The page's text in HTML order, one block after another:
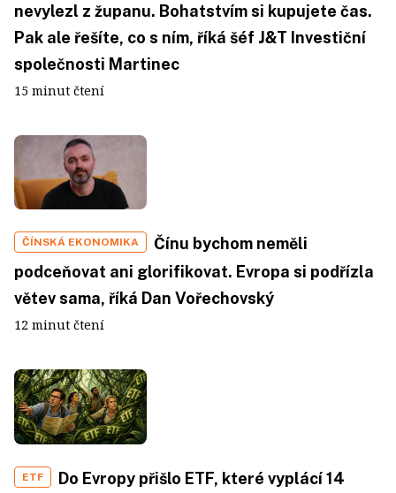
nevylezl z županu. Bohatstvím si kupujete čas.
Pak ale řešíte, co s ním, říká šéf J&T Investiční
společnosti Martinec
15 minut čtení
ČÍNSKÁ EKONOMIKA
Čínu bychom neměli
podceňovat ani glorifikovat. Evropa si podřízla
větev sama, říká Dan Vořechovský
12 minut čtení
ETF
Do Evropy přišlo ETF, které vyplácí 14